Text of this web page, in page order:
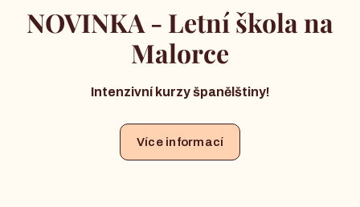
NOVINKA - Letní škola na
Malorce
Intenzivní kurzy španělštiny!
Více informací